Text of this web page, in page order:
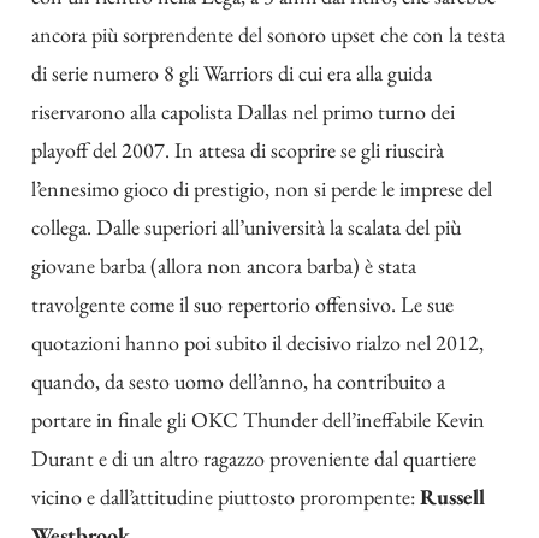
ancora più sorprendente del sonoro upset che con la testa
di serie numero 8 gli Warriors di cui era alla guida
riservarono alla capolista Dallas nel primo turno dei
playoff del 2007. In attesa di scoprire se gli riuscirà
l’ennesimo gioco di prestigio, non si perde le imprese del
collega. Dalle superiori all’università la scalata del più
giovane barba (allora non ancora barba) è stata
travolgente come il suo repertorio offensivo. Le sue
quotazioni hanno poi subito il decisivo rialzo nel 2012,
quando, da sesto uomo dell’anno, ha contribuito a
portare in finale gli OKC Thunder dell’ineffabile Kevin
Durant e di un altro ragazzo proveniente dal quartiere
vicino e dall’attitudine piuttosto prorompente:Russell